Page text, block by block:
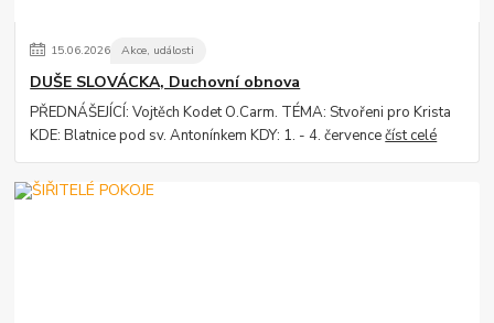
15.06.2026 Akce, události
DUŠE SLOVÁCKA, Duchovní obnova
PŘEDNÁŠEJÍCÍ: Vojtěch Kodet O.Carm. TÉMA: Stvořeni pro Krista
KDE: Blatnice pod sv. Antonínkem KDY: 1. - 4. červencečíst celé